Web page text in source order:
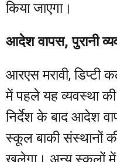
किया जाएगा।
आदेश वापस, पुरानी
आरएस मरावी, डिप्टी
में पहले यह व्यवस्था
निर्देश के बाद आदेश
स्कूल बाकी संस्थानों